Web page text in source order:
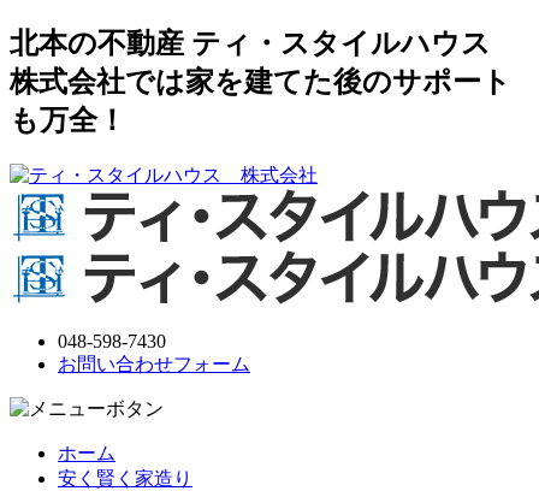
北本の不動産 ティ・スタイルハウス
株式会社では家を建てた後のサポート
も万全！
048-598-7430
お問い合わせフォーム
ホーム
安く賢く家造り